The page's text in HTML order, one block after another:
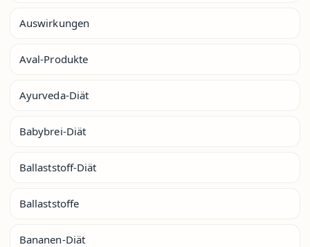
Auswirkungen
Aval-Produkte
Ayurveda-Diät
Babybrei-Diät
Ballaststoff-Diät
Ballaststoffe
Bananen-Diät